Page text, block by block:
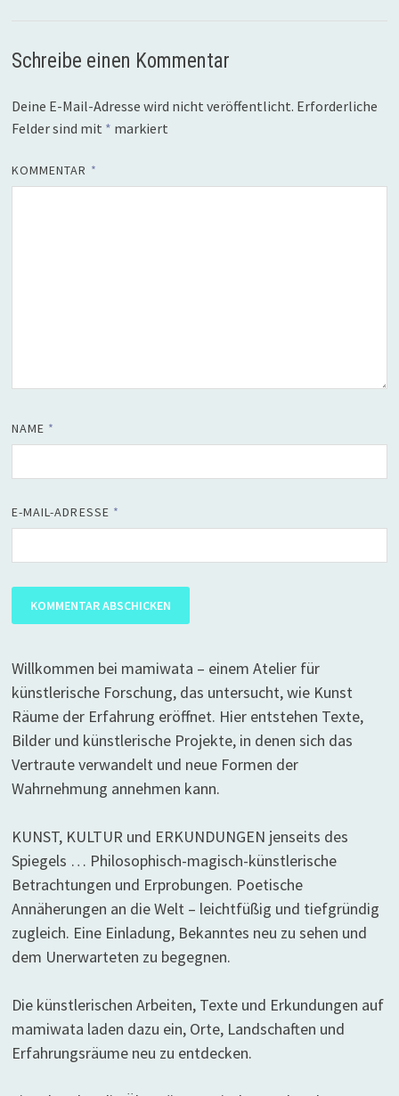
Schreibe einen Kommentar
Deine E-Mail-Adresse wird nicht veröffentlicht. Erforderliche
Felder sind mit * markiert
KOMMENTAR *
NAME *
E-MAIL-ADRESSE *
Willkommen bei mamiwata – einem Atelier für
künstlerische Forschung, das untersucht, wie Kunst
Räume der Erfahrung eröffnet. Hier entstehen Texte,
Bilder und künstlerische Projekte, in denen sich das
Vertraute verwandelt und neue Formen der
Wahrnehmung annehmen kann.
KUNST, KULTUR und ERKUNDUNGEN jenseits des
Spiegels … Philosophisch-magisch-künstlerische
Betrachtungen und Erprobungen. Poetische
Annäherungen an die Welt – leichtfüßig und tiefgründig
zugleich. Eine Einladung, Bekanntes neu zu sehen und
dem Unerwarteten zu begegnen.
Die künstlerischen Arbeiten, Texte und Erkundungen auf
mamiwata laden dazu ein, Orte, Landschaften und
Erfahrungsräume neu zu entdecken.